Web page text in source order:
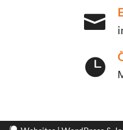

